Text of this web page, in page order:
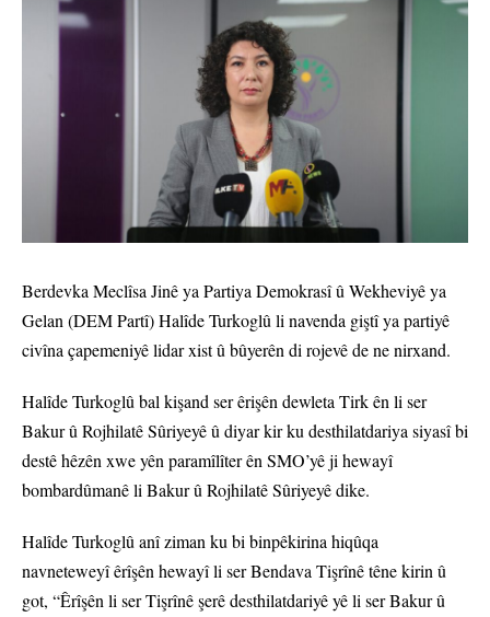
Berdevka Meclîsa Jinê ya Partiya Demokrasî û Wekheviyê ya
Gelan (DEM Partî) Halîde Turkoglû li navenda giştî ya partiyê
civîna çapemeniyê lidar xist û bûyerên di rojevê de ne nirxand.
Halîde Turkoglû bal kişand ser êrişên dewleta Tirk ên li ser
Bakur û Rojhilatê Sûriyeyê û diyar kir ku desthilatdariya siyasî bi
destê hêzên xwe yên paramîlîter ên SMO’yê ji hewayî
bombardûmanê li Bakur û Rojhilatê Sûriyeyê dike.
Halîde Turkoglû anî ziman ku bi binpêkirina hiqûqa
navneteweyî êrîşên hewayî li ser Bendava Tişrînê têne kirin û
got, “Êrîşên li ser Tişrînê şerê desthilatdariyê yê li ser Bakur û